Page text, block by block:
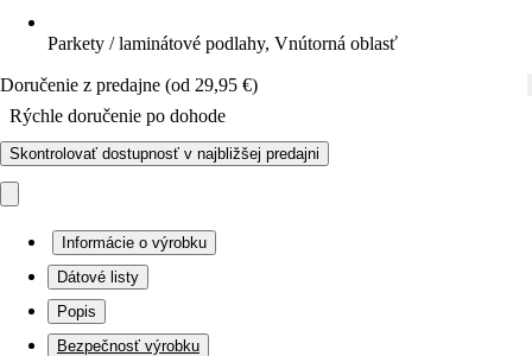
Parkety / laminátové podlahy, Vnútorná oblasť
Doručenie z predajne (od 29,95 €)
Rýchle doručenie po dohode
Skontrolovať dostupnosť v najbližšej predajni
Informácie o výrobku
Dátové listy
Popis
Bezpečnosť výrobku